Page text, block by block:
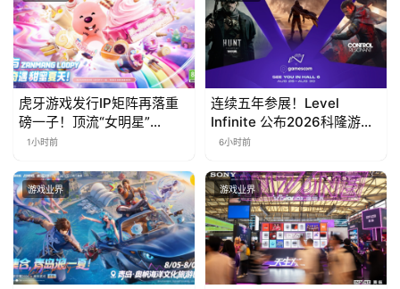
虎牙游戏发行IP矩阵再落重
磅一子！顶流“女明星”
ZANMANG LOOPY 正版3D
曝光
1小时前
连续五年参展！Level
Infinite 公布2026科隆游戏
展产品阵容
6小时前
游戏业界 游戏业界